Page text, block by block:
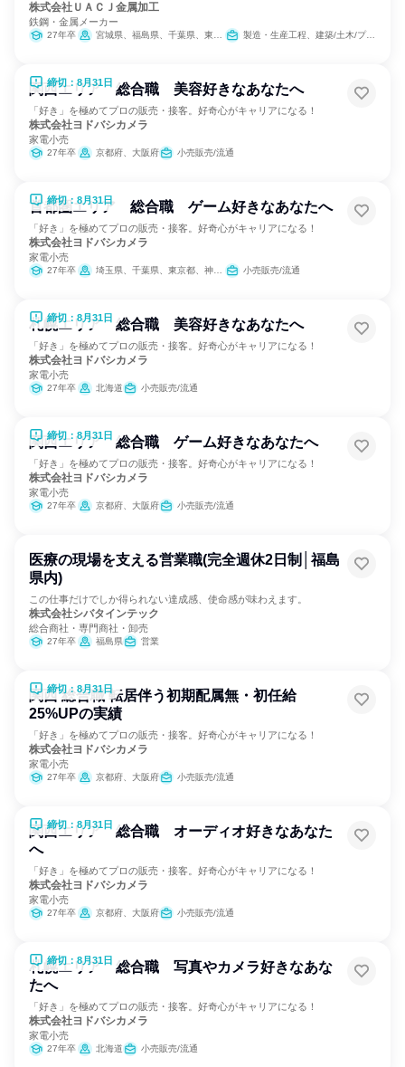
株式会社ＵＡＣＪ金属加工
鉄鋼・金属メーカー
27年卒 宮城県、福島県、千葉県、東京都、岐阜県、愛知県、滋賀県、大阪府、広島県、福岡県 製造・生産工程、建築/土木/プラント専門職
締切：8月31日
関西エリア 総合職 美容好きなあなたへ
「好き」を極めてプロの販売・接客。好奇心がキャリアになる！
株式会社ヨドバシカメラ
家電小売
27年卒 京都府、大阪府 小売販売/流通
締切：8月31日
首都圏エリア 総合職 ゲーム好きなあなたへ
「好き」を極めてプロの販売・接客。好奇心がキャリアになる！
株式会社ヨドバシカメラ
家電小売
27年卒 埼玉県、千葉県、東京都、神奈川県 小売販売/流通
締切：8月31日
札幌エリア 総合職 美容好きなあなたへ
「好き」を極めてプロの販売・接客。好奇心がキャリアになる！
株式会社ヨドバシカメラ
家電小売
27年卒 北海道 小売販売/流通
締切：8月31日
関西エリア 総合職 ゲーム好きなあなたへ
「好き」を極めてプロの販売・接客。好奇心がキャリアになる！
株式会社ヨドバシカメラ
家電小売
27年卒 京都府、大阪府 小売販売/流通
医療の現場を支える営業職(完全週休2日制│福島
県内)
この仕事だけでしか得られない達成感、使命感が味わえます。
株式会社シバタインテック
総合商社・専門商社・卸売
27年卒 福島県 営業
締切：8月31日
関西 総合職 転居伴う初期配属無・初任給
25%UPの実績
「好き」を極めてプロの販売・接客。好奇心がキャリアになる！
株式会社ヨドバシカメラ
家電小売
27年卒 京都府、大阪府 小売販売/流通
締切：8月31日
関西エリア 総合職 オーディオ好きなあなた
へ
「好き」を極めてプロの販売・接客。好奇心がキャリアになる！
株式会社ヨドバシカメラ
家電小売
27年卒 京都府、大阪府 小売販売/流通
締切：8月31日
札幌エリア 総合職 写真やカメラ好きなあな
たへ
「好き」を極めてプロの販売・接客。好奇心がキャリアになる！
株式会社ヨドバシカメラ
家電小売
27年卒 北海道 小売販売/流通